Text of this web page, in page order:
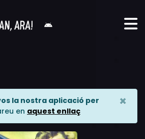
la nostra aplicació per
en aquest enllaç
×